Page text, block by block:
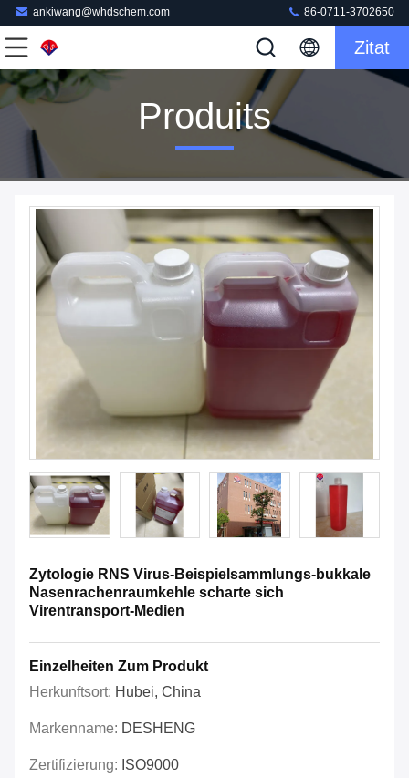
ankiwang@whdschem.com 86-0711-3702650
Zitat
Produits
Zytologie RNS Virus-Beispielsammlungs-bukkale
Nasenrachenraumkehle scharte sich
Virentransport-Medien
Einzelheiten Zum Produkt
Herkunftsort: Hubei, China
Markenname: DESHENG
Zertifizierung: ISO9000